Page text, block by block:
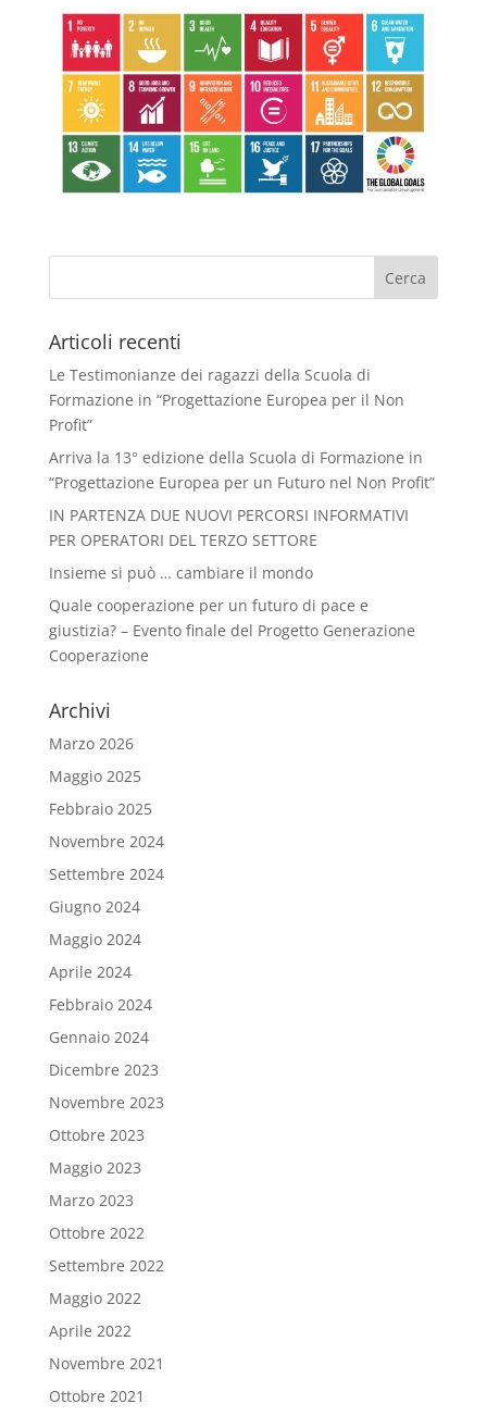
Articoli recenti
Le Testimonianze dei ragazzi della Scuola di
Formazione in “Progettazione Europea per il Non
Profit”
Arriva la 13° edizione della Scuola di Formazione in
“Progettazione Europea per un Futuro nel Non Profit”
IN PARTENZA DUE NUOVI PERCORSI INFORMATIVI
PER OPERATORI DEL TERZO SETTORE
Insieme si può … cambiare il mondo
Quale cooperazione per un futuro di pace e
giustizia? – Evento finale del Progetto Generazione
Cooperazione
Archivi
Marzo 2026
Maggio 2025
Febbraio 2025
Novembre 2024
Settembre 2024
Giugno 2024
Maggio 2024
Aprile 2024
Febbraio 2024
Gennaio 2024
Dicembre 2023
Novembre 2023
Ottobre 2023
Maggio 2023
Marzo 2023
Ottobre 2022
Settembre 2022
Maggio 2022
Aprile 2022
Novembre 2021
Ottobre 2021